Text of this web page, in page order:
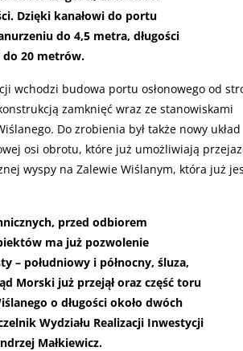
Dzięki kanałowi do portu
do 4,5 metra, długości
do 20 metrów.
wchodzi budowa portu osłonowego od
zamknięć wraz ze stanowiskami
Do zrobienia był także nowy układ
osi obrotu, które już umożliwiają
wyspy na Zalewie Wiślanym, która już
przed odbiorem
ma już pozwolenie
– południowy i północny, śluza,
Morski już przejął oraz część toru
o długości około dwóch
Wydziału Realizacji Inwestycji
Małkiewicz.